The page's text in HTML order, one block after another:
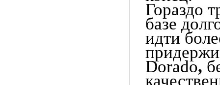
Гораздо
базе
идти
Dorado,